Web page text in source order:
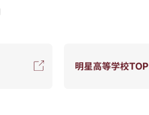
明星高等学校TOP